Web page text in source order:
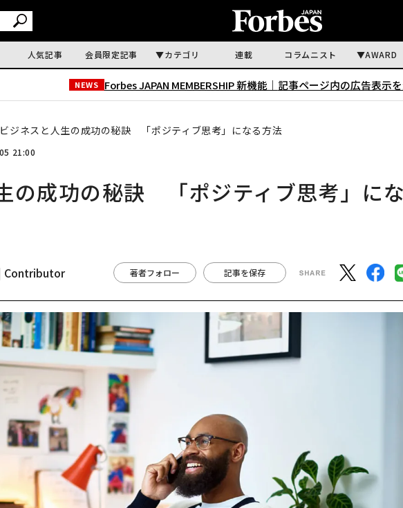
人気記事 会員限定記事 カテゴリ 連載 コラムニスト AWARD
NEWS Forbes JAPAN MEMBERSHIP 新機能｜ 記事ページ内の広告表示
ビジネスと人生の成功の秘訣 「ポジティブ思考」になる方法
21:00
の成功の秘訣 「ポジティブ思考」にな
Contributor 著者フォロー 記事を保存